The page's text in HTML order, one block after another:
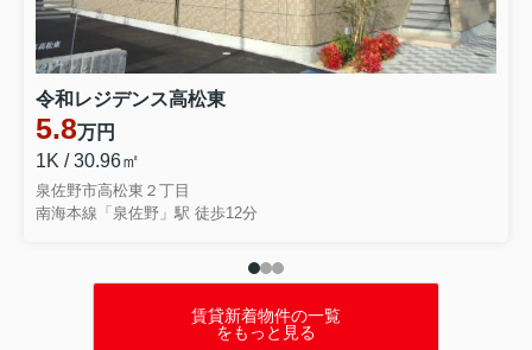
令和レジデンス高松東
5.8万円
1K / 30.96㎡
泉佐野市高松東２丁目
南海本線「泉佐野」駅 徒歩12分
賃貸新着物件の一覧
をもっと見る